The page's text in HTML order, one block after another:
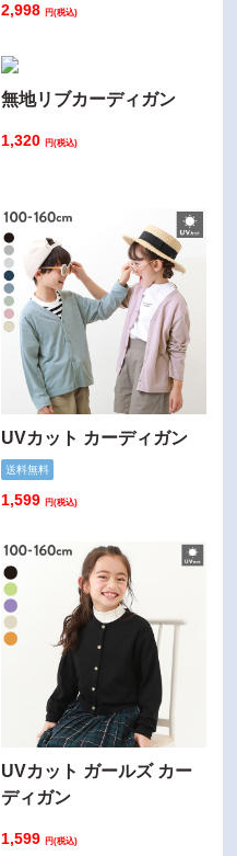
2,998 円(税込)
無地リブカーディガン
1,320 円(税込)
UVカット カーディガン
送料無料
1,599 円(税込)
UVカット ガールズ カー
ディガン
1,599 円(税込)